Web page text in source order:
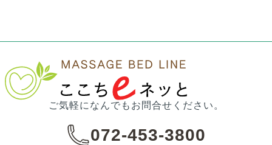
ご気軽になんでもお問合せください。
072-453-3800